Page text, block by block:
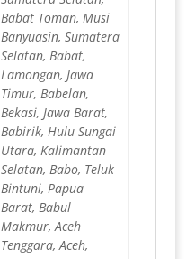
Babat Toman, Musi
Banyuasin, Sumatera
Selatan, Babat,
Lamongan, Jawa
Timur, Babelan,
Bekasi, Jawa Barat,
Babirik, Hulu Sungai
Utara, Kalimantan
Selatan, Babo, Teluk
Bintuni, Papua
Barat, Babul
Makmur, Aceh
Tenggara, Aceh,